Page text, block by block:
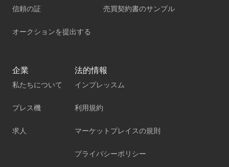
信頼の証
オークションを提出する
売買契約書のサンプル
企業
私たちについて
プレス機
求人
法的情報
インプレッスム
利用規約
マーケットプレイスの規則
プライバシーポリシー